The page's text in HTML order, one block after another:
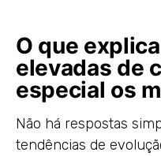
O que
elevadas de
especial os
Não há respostas
tendências de